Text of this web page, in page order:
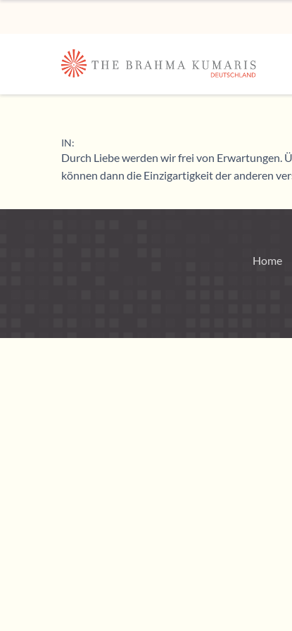
IN:
Durch Liebe werden wir frei von Erwartungen.
können dann die Einzigartigkeit der anderen
Home